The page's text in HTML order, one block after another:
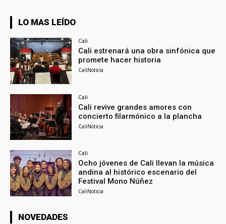
LO MAS LEÍDO
Cali
Cali estrenará una obra sinfónica que
promete hacer historia
CaliNoticia -
Cali
Cali revive grandes amores con
concierto filarmónico a la plancha
CaliNoticia -
Cali
Ocho jóvenes de Cali llevan la música
andina al histórico escenario del
Festival Mono Núñez
CaliNoticia -
NOVEDADES